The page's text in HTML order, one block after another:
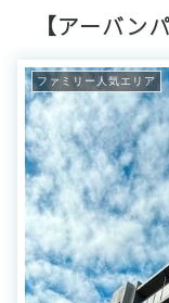
【アーバン
ファミリー人気エリア